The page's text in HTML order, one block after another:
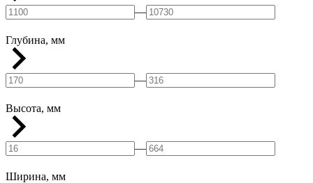
—
Глубина, мм
—
Высота, мм
—
Ширина, мм